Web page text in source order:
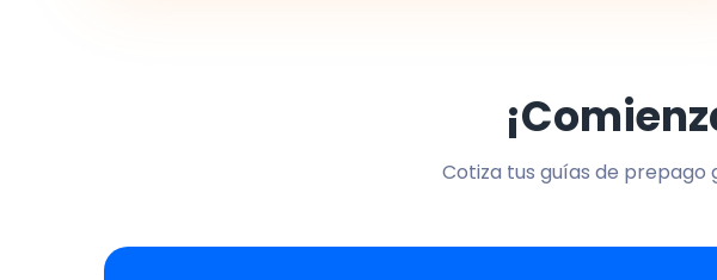
Cotiza tus guías de prepago